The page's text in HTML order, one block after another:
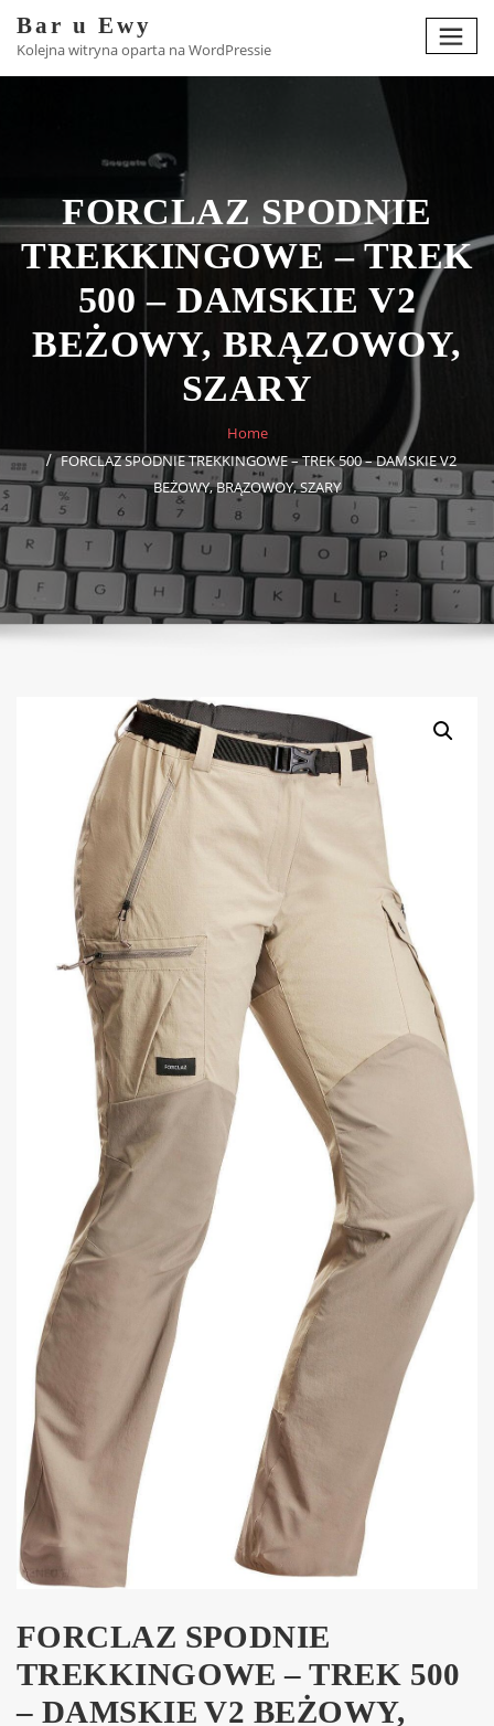
content
Bar u Ewy
Kolejna witryna oparta na WordPressie
FORCLAZ SPODNIE
TREKKINGOWE – TREK
500 – DAMSKIE V2
BEŻOWY, BRĄZOWOY,
SZARY
Home
FORCLAZ SPODNIE TREKKINGOWE – TREK 500 – DAMSKIE V2
BEŻOWY, BRĄZOWOY, SZARY
FORCLAZ SPODNIE
TREKKINGOWE – TREK 500
– DAMSKIE V2 BEŻOWY,